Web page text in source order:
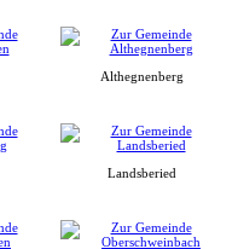
Althegnenberg
Landsberied